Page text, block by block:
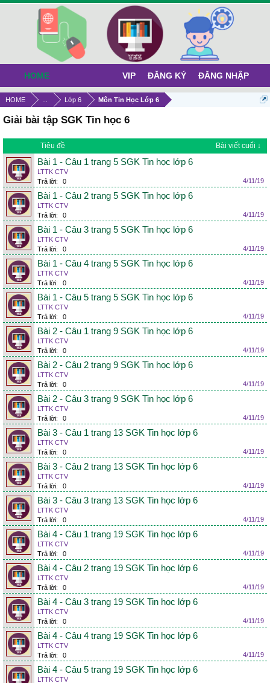
HOME Lớp 6 Môn Tin Học Lớp 6
Giải bài tập SGK Tin học 6
Tiêu đề Bài viết cuối ↓
Bài 1 - Câu 1 trang 5 SGK Tin học lớp 6
LTTK CTV
Trả lời:
0 4/11/19
Bài 1 - Câu 2 trang 5 SGK Tin học lớp 6
LTTK CTV
Trả lời:
0 4/11/19
Bài 1 - Câu 3 trang 5 SGK Tin học lớp 6
LTTK CTV
Trả lời:
0 4/11/19
Bài 1 - Câu 4 trang 5 SGK Tin học lớp 6
LTTK CTV
Trả lời:
0 4/11/19
Bài 1 - Câu 5 trang 5 SGK Tin học lớp 6
LTTK CTV
Trả lời:
0 4/11/19
Bài 2 - Câu 1 trang 9 SGK Tin học lớp 6
LTTK CTV
Trả lời:
0 4/11/19
Bài 2 - Câu 2 trang 9 SGK Tin học lớp 6
LTTK CTV
Trả lời:
0 4/11/19
Bài 2 - Câu 3 trang 9 SGK Tin học lớp 6
LTTK CTV
Trả lời:
0 4/11/19
Bài 3 - Câu 1 trang 13 SGK Tin học lớp 6
LTTK CTV
Trả lời:
0 4/11/19
Bài 3 - Câu 2 trang 13 SGK Tin học lớp 6
LTTK CTV
Trả lời:
0 4/11/19
Bài 3 - Câu 3 trang 13 SGK Tin học lớp 6
LTTK CTV
Trả lời:
0 4/11/19
Bài 4 - Câu 1 trang 19 SGK Tin học lớp 6
LTTK CTV
Trả lời:
0 4/11/19
Bài 4 - Câu 2 trang 19 SGK Tin học lớp 6
LTTK CTV
Trả lời:
0 4/11/19
Bài 4 - Câu 3 trang 19 SGK Tin học lớp 6
LTTK CTV
Trả lời:
0 4/11/19
Bài 4 - Câu 4 trang 19 SGK Tin học lớp 6
LTTK CTV
Trả lời:
0 4/11/19
Bài 4 - Câu 5 trang 19 SGK Tin học lớp 6
LTTK CTV
HOME VIP ĐĂNG KÝ ĐĂNG NHẬP